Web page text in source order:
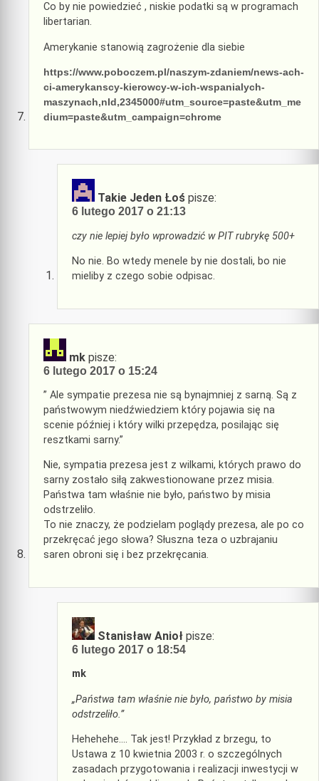
Co by nie powiedzieć , niskie podatki są w programach
libertarian.
Amerykanie stanowią zagrożenie dla siebie
https://www.poboczem.pl/naszym-zdaniem/news-ach-
ci-amerykanscy-kierowcy-w-ich-wspanialych-
maszynach,nId,2345000#utm_source=paste&utm_me
dium=paste&utm_campaign=chrome
Takie Jeden Łoś pisze:
6 lutego 2017 o 21:13
czy nie lepiej było wprowadzić w PIT rubrykę 500+
No nie. Bo wtedy menele by nie dostali, bo nie
mieliby z czego sobie odpisac.
mk pisze:
6 lutego 2017 o 15:24
” Ale sympatie prezesa nie są bynajmniej z sarną. Są z
państwowym niedźwiedziem który pojawia się na
scenie później i który wilki przepędza, posilając się
resztkami sarny.”
Nie, sympatia prezesa jest z wilkami, których prawo do
sarny zostało siłą zakwestionowane przez misia.
Państwa tam właśnie nie było, państwo by misia
odstrzeliło.
To nie znaczy, że podzielam poglądy prezesa, ale po co
przekręcać jego słowa? Słuszna teza o uzbrajaniu
saren obroni się i bez przekręcania.
Stanisław Anioł pisze:
6 lutego 2017 o 18:54
mk
„Państwa tam właśnie nie było, państwo by misia
odstrzeliło.”
Hehehehe…. Tak jest! Przykład z brzegu, to
Ustawa z 10 kwietnia 2003 r. o szczególnych
zasadach przygotowania i realizacji inwestycji w